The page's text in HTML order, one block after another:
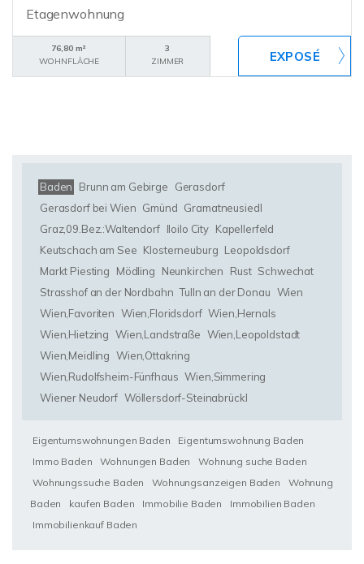
Etagenwohnung
76,80 m²
WOHNFLÄCHE
3
ZIMMER
Baden Brunn am Gebirge
Gerasdorf
Gerasdorf bei Wien Gmünd Gramatneusiedl
Graz,09.Bez.:Waltendorf Iloilo City Kapellerfeld
Keutschach am See Klosterneuburg Leopoldsdorf
Markt Piesting
Mödling Neunkirchen Rust Schwechat
Strasshof an der Nordbahn Tulln an der Donau Wien
Wien,Favoriten Wien,Floridsdorf Wien,Hernals
Wien,Hietzing Wien,Landstraße Wien,Leopoldstadt
Wien,Meidling Wien,Ottakring
Wien,Rudolfsheim-Fünfhaus Wien,Simmering
Wiener Neudorf Wöllersdorf-Steinabrückl
Eigentumswohnungen Baden
Eigentumswohnung Baden
Immo Baden
Wohnungen Baden
Wohnung suche Baden
Wohnungssuche Baden
Wohnungsanzeigen Baden
Wohnung
Baden
kaufen Baden Immobilie Baden
Immobilien Baden
Immobilienkauf Baden